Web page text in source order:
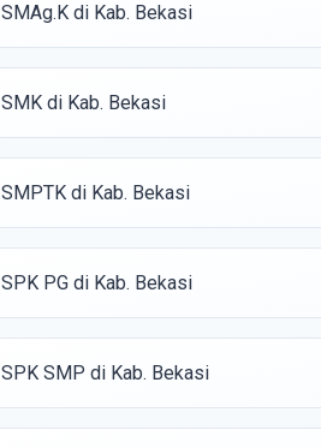
SMAg.K di Kab. Bekasi
SMK di Kab. Bekasi
SMPTK di Kab. Bekasi
SPK PG di Kab. Bekasi
SPK SMP di Kab. Bekasi